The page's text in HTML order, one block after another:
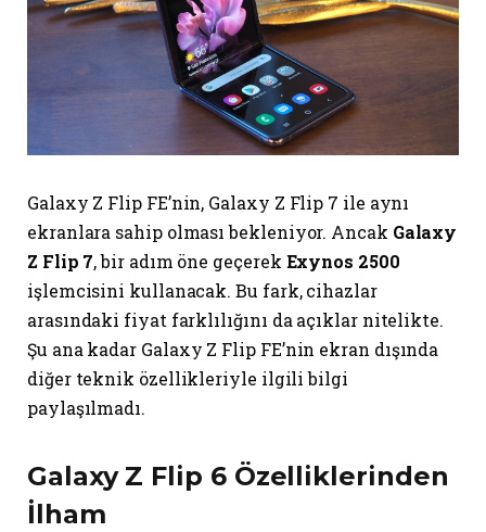
Galaxy Z Flip FE’nin, Galaxy Z Flip 7 ile aynı
ekranlara sahip olması bekleniyor. Ancak Galaxy
Z Flip 7, bir adım öne geçerek Exynos 2500
işlemcisini kullanacak. Bu fark, cihazlar
arasındaki fiyat farklılığını da açıklar nitelikte.
Şu ana kadar Galaxy Z Flip FE’nin ekran dışında
diğer teknik özellikleriyle ilgili bilgi
paylaşılmadı.
Galaxy Z Flip 6 Özelliklerinden
İlham